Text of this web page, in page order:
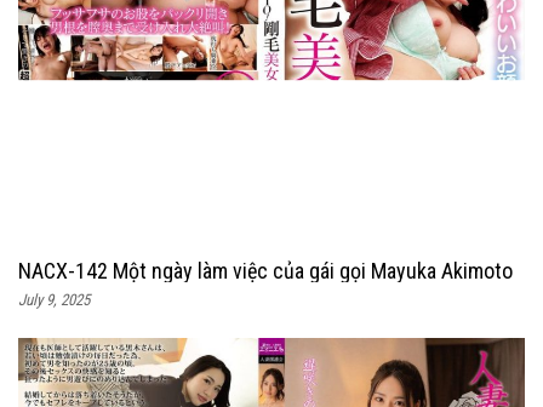
NACX-142 Một ngày làm việc của gái gọi Mayuka Akimoto
July 9, 2025